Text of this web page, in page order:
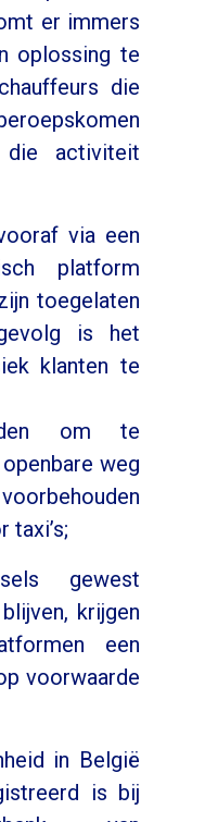
er immers
oplossing te
die
die activiteit
via een
platform
toegelaten
is het
klanten te
om te
weg
taxi’s;
gewest
krijgen
een
voorwaarde
in België
is bij